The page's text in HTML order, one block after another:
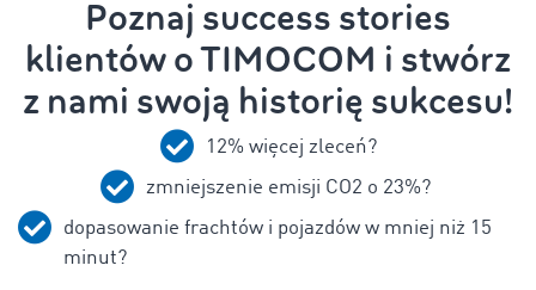
Poznaj success stories
klientów o TIMOCOM i stwórz
z nami swoją historię sukcesu!
12% więcej zleceń?
zmniejszenie emisji CO2 o 23%?
dopasowanie frachtów i pojazdów w mniej niż 15
minut?